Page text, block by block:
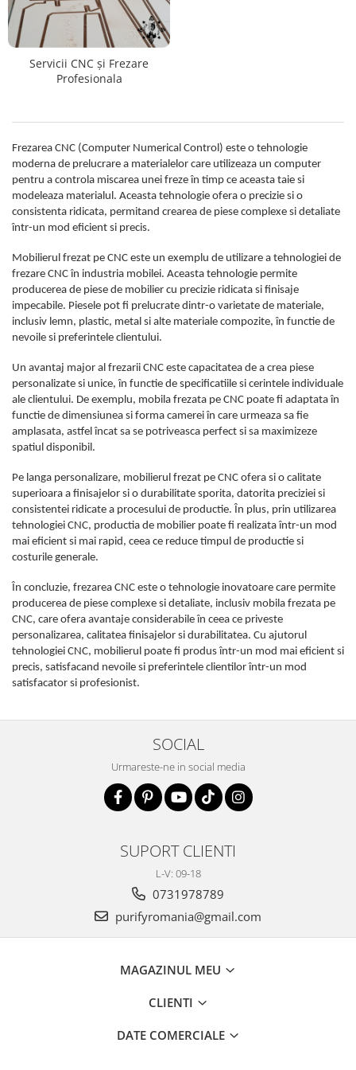
Scaune terasa
Seturi Terasa
Sezlonguri si Baldachine
Servicii CNC și Frezare
Profesionala
Frezarea CNC (Computer Numerical Control) este o tehnologie
moderna de prelucrare a materialelor care utilizeaza un computer
pentru a controla miscarea unei freze în timp ce aceasta taie si
modeleaza materialul. Aceasta tehnologie ofera o precizie si o
consistenta ridicata, permitand crearea de piese complexe si detaliate
într-un mod eficient si precis.
Mobilierul frezat pe CNC este un exemplu de utilizare a tehnologiei de
frezare CNC în industria mobilei. Aceasta tehnologie permite
producerea de piese de mobilier cu precizie ridicata si finisaje
impecabile. Piesele pot fi prelucrate dintr-o varietate de materiale,
inclusiv lemn, plastic, metal si alte materiale compozite, în functie de
nevoile si preferintele clientului.
Un avantaj major al frezarii CNC este capacitatea de a crea piese
personalizate si unice, în functie de specificatiile si cerintele individuale
ale clientului. De exemplu, mobila frezata pe CNC poate fi adaptata în
functie de dimensiunea si forma camerei în care urmeaza sa fie
amplasata, astfel încat sa se potriveasca perfect si sa maximizeze
spatiul disponibil.
Pe langa personalizare, mobilierul frezat pe CNC ofera si o calitate
superioara a finisajelor si o durabilitate sporita, datorita preciziei si
consistentei ridicate a procesului de productie. În plus, prin utilizarea
tehnologiei CNC, productia de mobilier poate fi realizata într-un mod
mai eficient si mai rapid, ceea ce reduce timpul de productie si
costurile generale.
În concluzie, frezarea CNC este o tehnologie inovatoare care permite
producerea de piese complexe si detaliate, inclusiv mobila frezata pe
CNC, care ofera avantaje considerabile în ceea ce priveste
personalizarea, calitatea finisajelor si durabilitatea. Cu ajutorul
tehnologiei CNC, mobilierul poate fi produs într-un mod mai eficient si
precis, satisfacand nevoile si preferintele clientilor într-un mod
satisfacator si profesionist.
SOCIAL
Urmareste-ne in social media
SUPORT CLIENTI
L-V: 09-18
0731978789
purifyromania@gmail.com
MAGAZINUL MEU
CLIENTI
DATE COMERCIALE